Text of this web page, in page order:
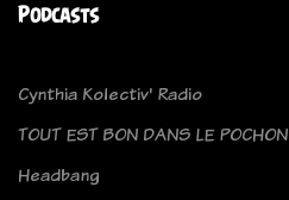
Podcasts
Cynthia Kolectiv' Radio
TOUT EST BON DANS LE POCHON
Headbang